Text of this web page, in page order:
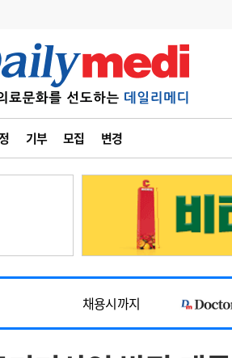
기부 모집 변경
6
관리급여 실시
지필공 지원책
수련환경 개선
의과대학 입시
정책/통계 공시
~2026-08-31
채용시까지
채용시까지
~2026-08-15